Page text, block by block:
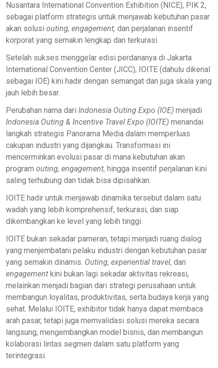
Nusantara International Convention Exhibition (NICE), PIK 2,
sebagai platform strategis untuk menjawab kebutuhan pasar
akan solusi outing, engagement, dan perjalanan insentif
korporat yang semakin lengkap dan terkurasi.
Setelah sukses menggelar edisi perdananya di Jakarta
International Convention Center (JICC), IOITE (dahulu dikenal
sebagai IOE) kini hadir dengan semangat dan juga skala yang
jauh lebih besar.
Perubahan nama dari Indonesia Outing Expo (IOE) menjadi
Indonesia Outing & Incentive Travel Expo (IOITE) menandai
langkah strategis Panorama Media dalam memperluas
cakupan industri yang dijangkau. Transformasi ini
mencerminkan evolusi pasar di mana kebutuhan akan
program outing, engagement, hingga insentif perjalanan kini
saling terhubung dan tidak bisa dipisahkan.
IOITE hadir untuk menjawab dinamika tersebut dalam satu
wadah yang lebih komprehensif, terkurasi, dan siap
dikembangkan ke level yang lebih tinggi.
IOITE bukan sekadar pameran, tetapi menjadi ruang dialog
yang menjembatani pelaku industri dengan kebutuhan pasar
yang semakin dinamis. Outing, experiential travel, dan
engagement kini bukan lagi sekadar aktivitas rekreasi,
melainkan menjadi bagian dari strategi perusahaan untuk
membangun loyalitas, produktivitas, serta budaya kerja yang
sehat. Melalui IOITE, exhibitor tidak hanya dapat membaca
arah pasar, tetapi juga memvalidasi solusi mereka secara
langsung, mengembangkan model bisnis, dan membangun
kolaborasi lintas segmen dalam satu platform yang
terintegrasi.